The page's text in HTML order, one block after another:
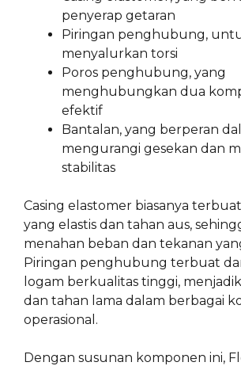
penyerap getaran
Piringan penghubung,
menyalurkan torsi
Poros penghubung, yang
menghubungkan dua
efektif
Bantalan, yang berperan
mengurangi gesekan dan
stabilitas
Casing elastomer biasanya
yang elastis dan tahan aus,
menahan beban dan tekanan
Piringan penghubung terbuat
logam berkualitas tinggi,
dan tahan lama dalam berbagai
operasional.
Dengan susunan komponen ini,